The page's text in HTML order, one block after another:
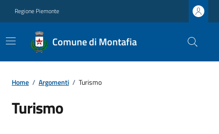
Regione Piemonte
Comune di Montafia
Home / Argomenti / Turismo
Turismo